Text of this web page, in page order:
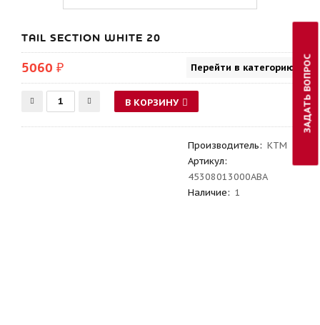
TAIL SECTION WHITE 20
5060 ₽ Перейти в категорию
В КОРЗИНУ
Производитель: KTM
Артикул:
45308013000ABA
Наличие: 1
ЗАДАТЬ ВОПРОС